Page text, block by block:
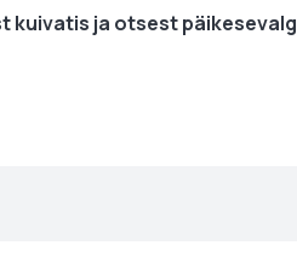
kuivatis ja otsest